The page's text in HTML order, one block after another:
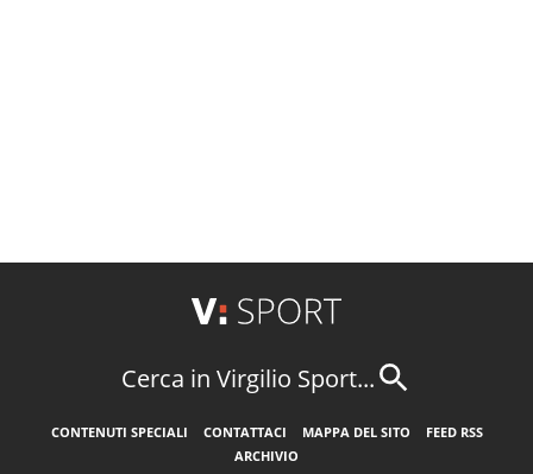
Cerca in Virgilio Sport...
CONTENUTI SPECIALI CONTATTACI MAPPA DEL SITO
FEED RSS
ARCHIVIO